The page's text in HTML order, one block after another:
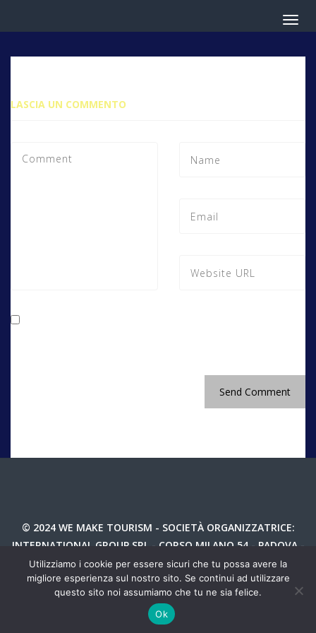
LASCIA UN COMMENTO
© 2024 WE MAKE TOURISM - SOCIETÀ ORGANIZZATRICE:
INTERNATIONAL GROUP SRL - CORSO MILANO 54 - PADOVA -
P.IVA 04987810282
TEL 049 8766730 - INFO@WEMAKETOURIM.IT - P.IVA
04987810282 -PRIVACY
Utilizziamo i cookie per essere sicuri che tu possa avere la
migliore esperienza sul nostro sito. Se continui ad utilizzare
questo sito noi assumiamo che tu ne sia felice.
Ok